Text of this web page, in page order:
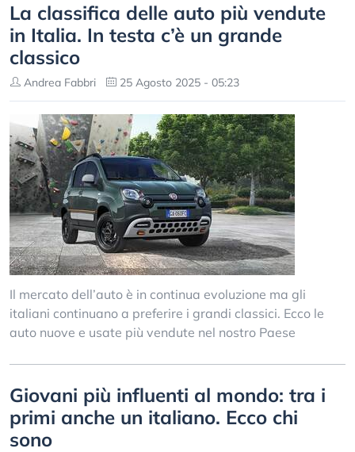
La classifica delle auto più vendute
in Italia. In testa c’è un grande
classico
Andrea Fabbri 25 Agosto 2025 - 05:23
Il mercato dell’auto è in continua evoluzione ma gli
italiani continuano a preferire i grandi classici. Ecco le
auto nuove e usate più vendute nel nostro Paese
Giovani più influenti al mondo: tra i
primi anche un italiano. Ecco chi
sono